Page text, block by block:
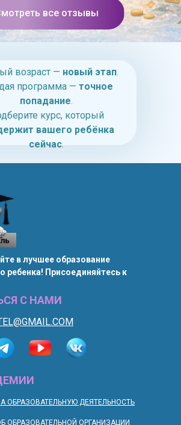
все отзывы
возраст — новый этап.
программа — точное
попадание.
курс, который
вашего ребёнка
сейчас.
ОБРАЗОВАТЕЛЬНУЮ ДЕЯТЕЛЬНОСТЬ
ОБРАЗОВАТЕЛЬНОЙ ОРГАНИЗАЦИИ
С НАМИ
в лучшее образование
ребенка! Присоединяйтесь к